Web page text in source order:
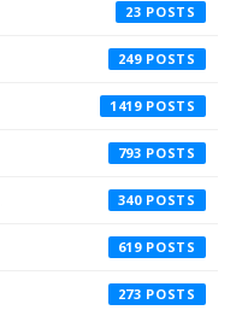
23
249
1419
793
340
619
273